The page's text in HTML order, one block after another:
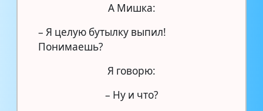
А Мишка:
– Я целую бутылку выпил!
Понимаешь?
Я говорю:
– Ну и что?